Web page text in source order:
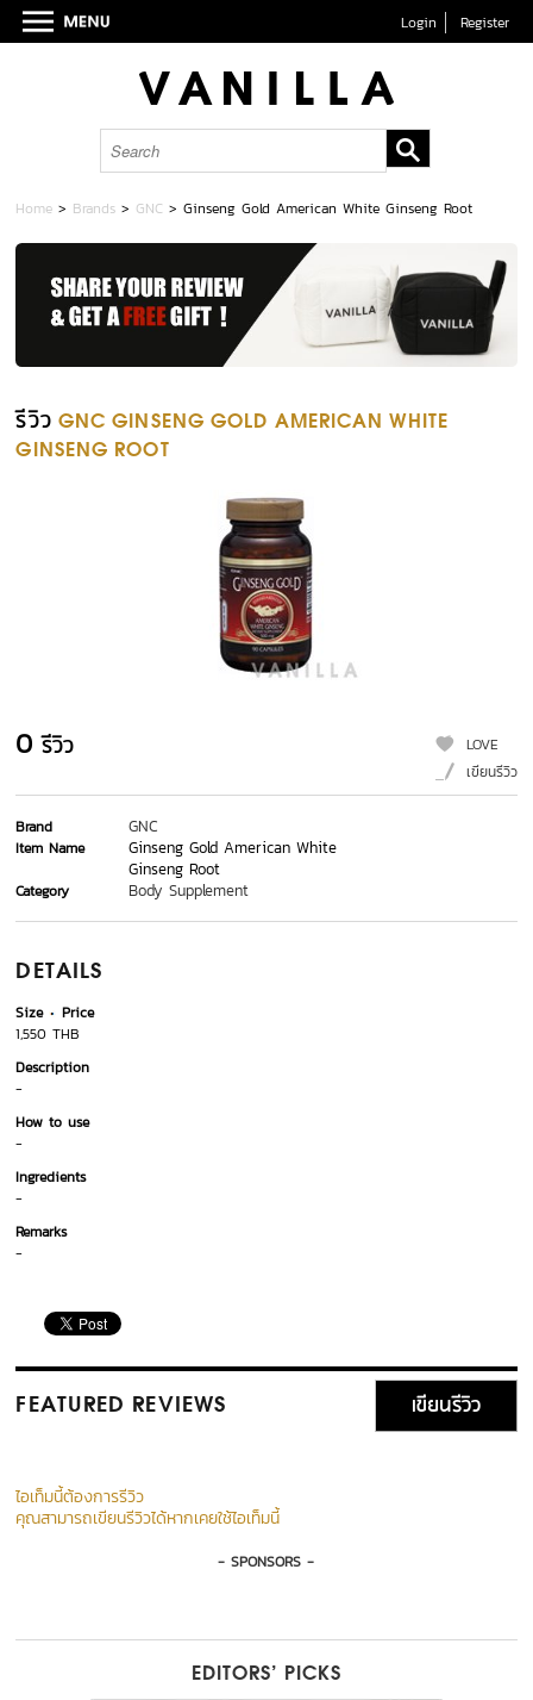
Login Register
Home > Brands > GNC >Ginseng Gold American White Ginseng Root
รีวิว GNC GINSENG GOLD AMERICAN WHITE
GINSENG ROOT
0 รีวิว
LOVE
เขียนรีวิว
Brand GNC
Item Name
Ginseng Gold American White
Ginseng Root
Category Body Supplement
DETAILS
Size
Price
1,550 THB
Description
-
How to use
-
Ingredients
-
Remarks
-
FEATURED REVIEWS เขียนรีวิว
ไอเท็มนี้ต้องการรีวิว
คุณสามารถเขียนรีวิวได้หากเคยใช้ไอเท็มนี้
- SPONSORS -
EDITORS’ PICKS